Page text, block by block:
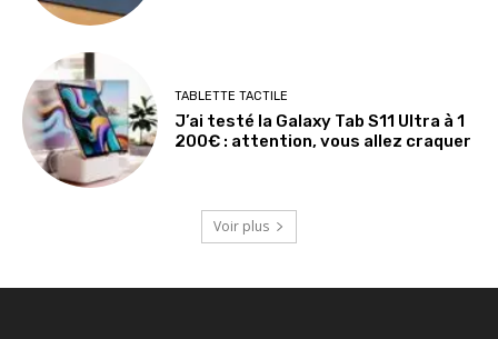
TABLETTE TACTILE
J’ai testé la Galaxy Tab S11 Ultra à 1
200€ : attention, vous allez craquer
Voir plus